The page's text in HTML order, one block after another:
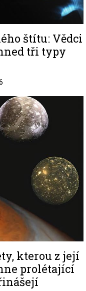
štítu: Vědci
tři typy
kterou z její
prolétající